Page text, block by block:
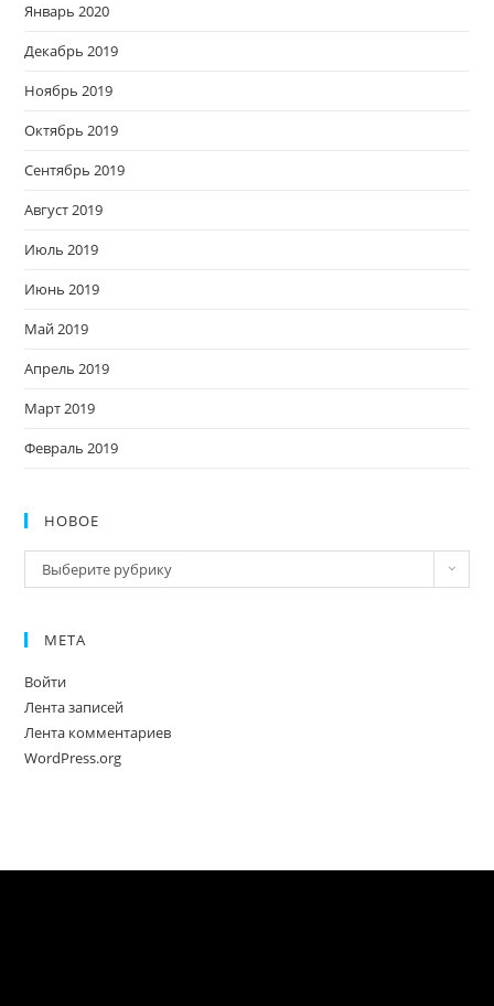
Январь 2020
Декабрь 2019
Ноябрь 2019
Октябрь 2019
Сентябрь 2019
Август 2019
Июль 2019
Июнь 2019
Май 2019
Апрель 2019
Март 2019
Февраль 2019
НОВОЕ
Новое
Выберите рубрику
МЕТА
Войти
Лента записей
Лента комментариев
WordPress.org